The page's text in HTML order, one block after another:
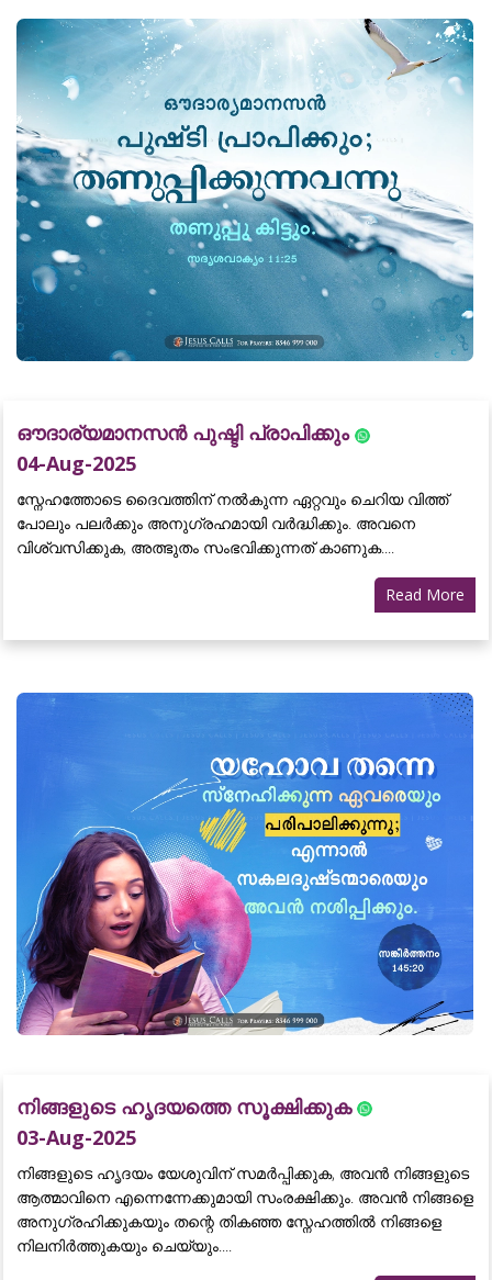
ഔദാര്യമാനസൻ പുഷ്ടി പ്രാപിക്കും
04-Aug-2025
സ്നേഹത്തോടെ ദൈവത്തിന് നൽകുന്ന ഏറ്റവും ചെറിയ വിത്ത്
പോലും പലർക്കും അനുഗ്രഹമായി വർദ്ധിക്കും. അവനെ
വിശ്വസിക്കുക, അത്ഭുതം സംഭവിക്കുന്നത് കാണുക....
Read More
നിങ്ങളുടെ ഹൃദയത്തെ സൂക്ഷിക്കുക
03-Aug-2025
നിങ്ങളുടെ ഹൃദയം യേശുവിന് സമർപ്പിക്കുക, അവൻ നിങ്ങളുടെ
ആത്മാവിനെ എന്നെന്നേക്കുമായി സംരക്ഷിക്കും. അവൻ നിങ്ങളെ
അനുഗ്രഹിക്കുകയും തന്റെ തികഞ്ഞ സ്നേഹത്തിൽ നിങ്ങളെ
നിലനിർത്തുകയും ചെയ്യും....